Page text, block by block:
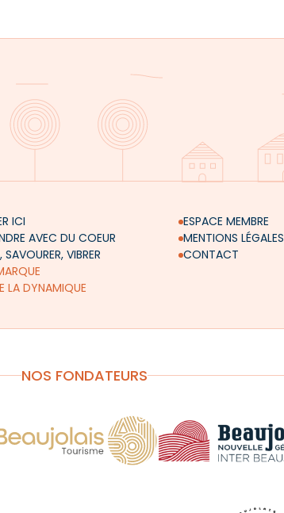
ICI
AVEC DU COEUR
SAVOURER, VIBRER
LA DYNAMIQUE
ESPACE MEMBRE
MENTIONS LÉGALES
CONTACT
NOS FONDATEURS